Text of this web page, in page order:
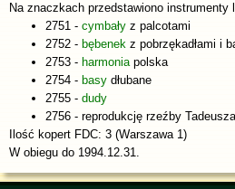
Na znaczkach przedstawiono instrumenty
2751 - cymbały z palcotami
2752 - bębenek z pobrzękadłami i
2753 - harmoniapolska
2754 - basy dłubane
2755 - dudy
2756 - reprodukcję rzeźby
Ilość kopert FDC: 3 (Warszawa 1)
W obiegu do 1994.12.31.